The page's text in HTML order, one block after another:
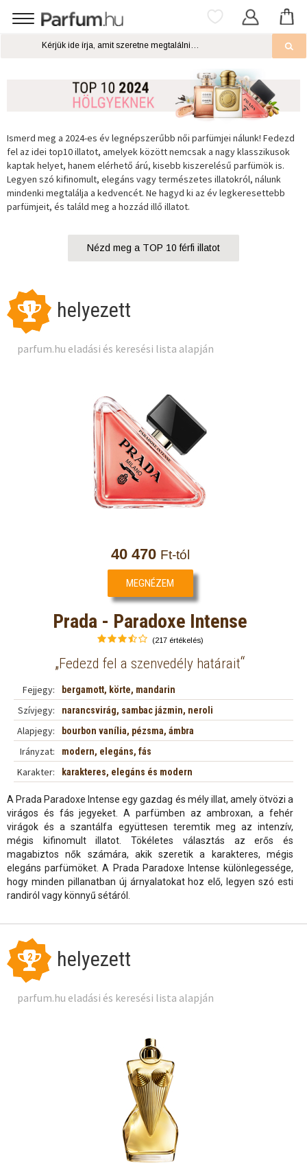
Ismerd meg a 2024-es év legnépszerűbb női parfümjei nálunk! Fedezd
fel az idei top10 illatot, amelyek között nemcsak a nagy klasszikusok
kaptak helyet, hanem elérhető árú, kisebb kiszerelésű parfümök is.
Legyen szó kifinomult, elegáns vagy természetes illatokról, nálunk
mindenki megtalálja a kedvencét. Ne hagyd ki az év legkeresettebb
parfümjeit, és találd meg a hozzád illő illatot.
Nézd meg a TOP 10 férfi illatot
1 helyezett
parfum.hu eladási és keresési lista alapján
40 470 Ft-tól
MEGNÉZEM
Prada - Paradoxe Intense
(217 értékelés)
„Fedezd fel a szenvedély határait“
Fejjegy: bergamott, körte, mandarin
Szívjegy: narancsvirág, sambac jázmin, neroli
Alapjegy: bourbon vanília, pézsma, ámbra
Irányzat: modern, elegáns, fás
Karakter: karakteres, elegáns és modern
A Prada Paradoxe Intense egy gazdag és mély illat, amely ötvözi a
virágos és fás jegyeket. A parfümben az ambroxan, a fehér
virágok és a szantálfa együttesen teremtik meg az intenzív,
mégis kifinomult illatot. Tökéletes választás az erős és
magabiztos nők számára, akik szeretik a karakteres, mégis
elegáns parfümöket. A Prada Paradoxe Intense különlegessége,
hogy minden pillanatban új árnyalatokat hoz elő, legyen szó esti
randiról vagy könnyű sétáról.
2 helyezett
parfum.hu eladási és keresési lista alapján